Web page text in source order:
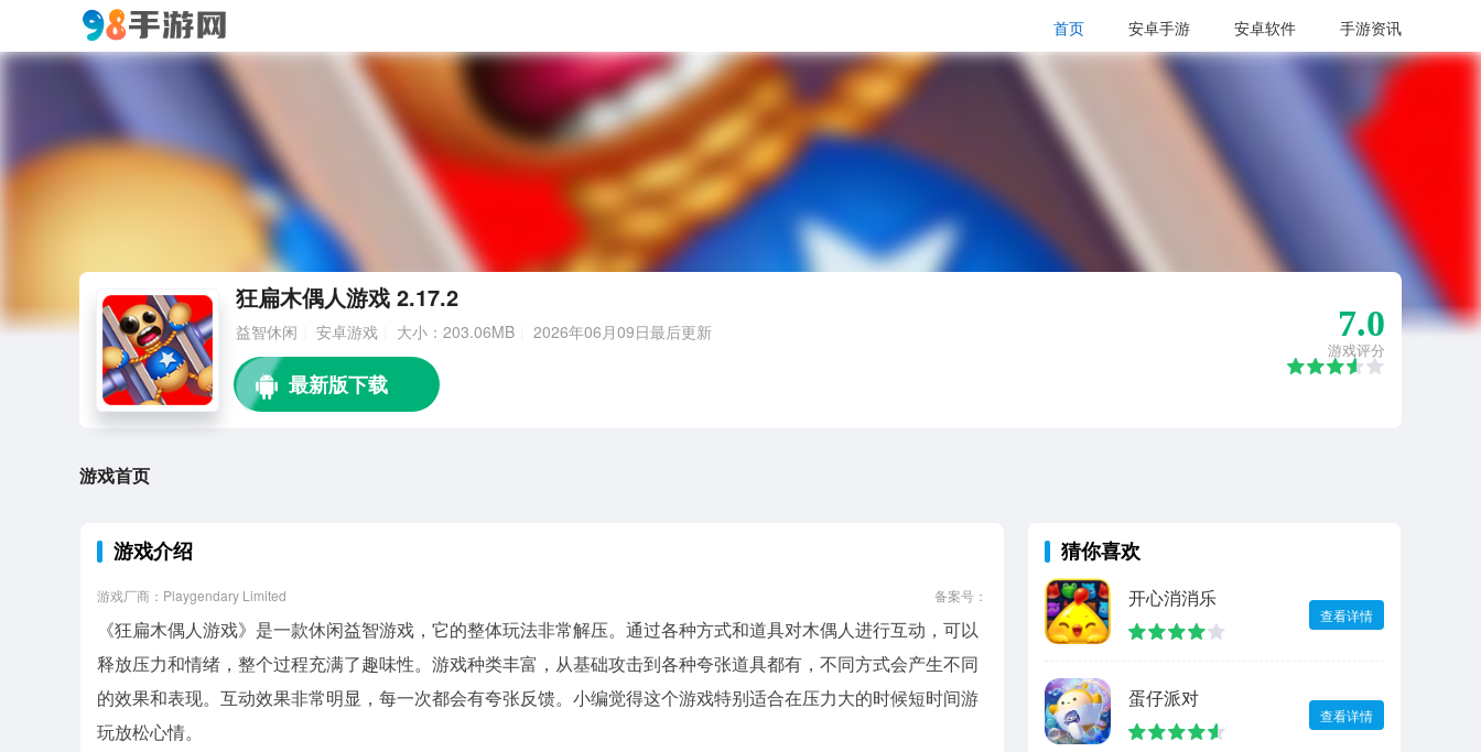
首页 安卓手游 安卓软件 手游资讯
狂扁木偶人游戏 2.17.2
益智休闲 安卓游戏 大小：203.06MB 2026年06月09日最后更新 7.0
游戏评分
游戏首页
游戏介绍
游戏厂商：Playgendary Limited 备案号：
《狂扁木偶人游戏》是一款休闲益智游戏，它的整体玩法非常解压。通过各种方式和道具对木偶人进行互动，可以
释放压力和情绪，整个过程充满了趣味性。游戏种类丰富，从基础攻击到各种夸张道具都有，不同方式会产生不同
的效果和表现。互动效果非常明显，每一次都会有夸张反馈。小编觉得这个游戏特别适合在压力大的时候短时间游
玩放松心情。
猜你喜欢
开心消消乐
查看详情
蛋仔派对
查看详情